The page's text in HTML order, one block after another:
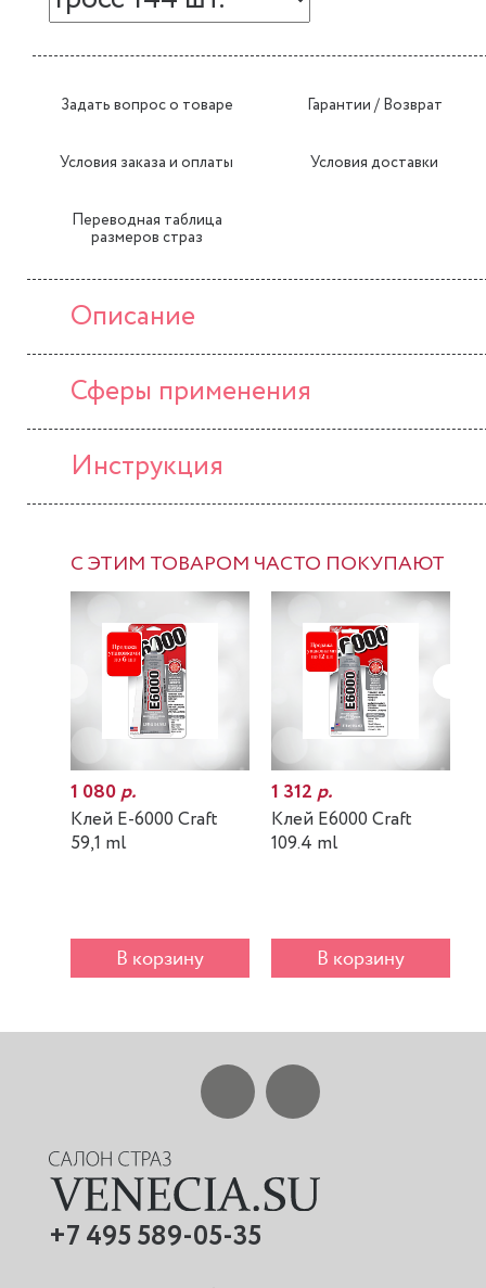
Задать вопрос о товаре Гарантии / Возврат
Условия заказа и оплаты Условия доставки
Переводная таблица
размеров страз
Описание
Сферы применения
Инструкция
С ЭТИМ ТОВАРОМ ЧАСТО ПОКУПАЮТ
1 080р.
Клей E-6000 Craft
59,1 ml
В корзину
1 312р.
Клей E6000 Craft
109.4 ml
В корзину
+7 495 589-05-35